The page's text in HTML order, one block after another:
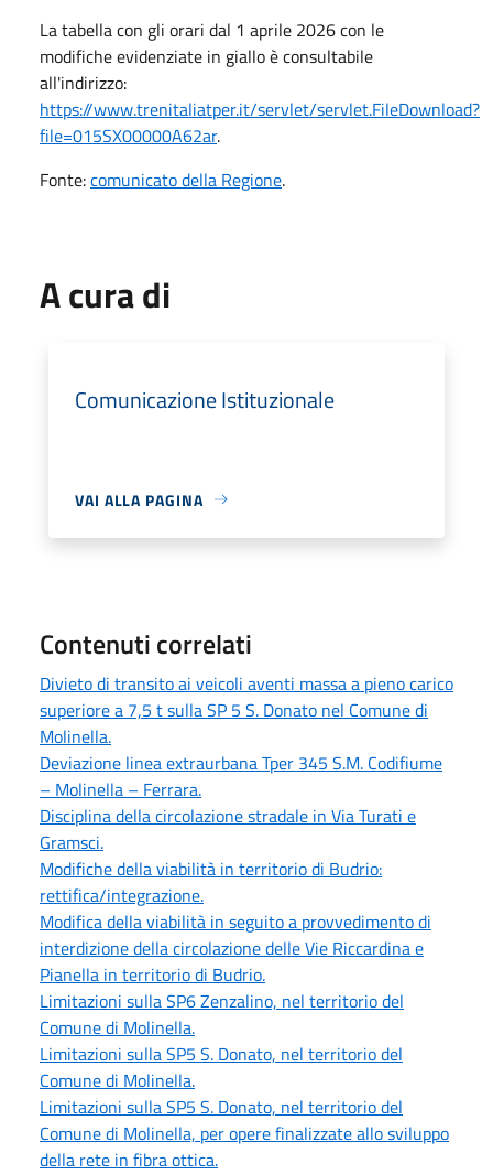
La tabella con gli orari dal 1 aprile 2026 con le
modifiche evidenziate in giallo è consultabile
all'indirizzo:
https://www.trenitaliatper.it/servlet/servlet.FileDownload?
file=015SX00000A62ar.
Fonte:comunicato della Regione.
A cura di
Comunicazione Istituzionale
VAI ALLA PAGINA
Contenuti correlati
Divieto di transito ai veicoli aventi massa a pieno carico
superiore a 7,5 t sulla SP 5 S. Donato nel Comune di
Molinella.
Deviazione linea extraurbana Tper 345 S.M. Codifiume
– Molinella – Ferrara.
Disciplina della circolazione stradale in Via Turati e
Gramsci.
Modifiche della viabilità in territorio di Budrio:
rettifica/integrazione.
Modifica della viabilità in seguito a provvedimento di
interdizione della circolazione delle Vie Riccardina e
Pianella in territorio di Budrio.
Limitazioni sulla SP6 Zenzalino, nel territorio del
Comune di Molinella.
Limitazioni sulla SP5 S. Donato, nel territorio del
Comune di Molinella.
Limitazioni sulla SP5 S. Donato, nel territorio del
Comune di Molinella, per opere finalizzate allo sviluppo
della rete in fibra ottica.